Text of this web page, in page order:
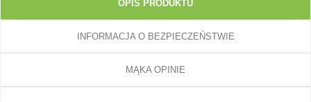
OPIS PRODUKTU
INFORMACJA O BEZPIECZEŃSTWIE
MĄKA OPINIE